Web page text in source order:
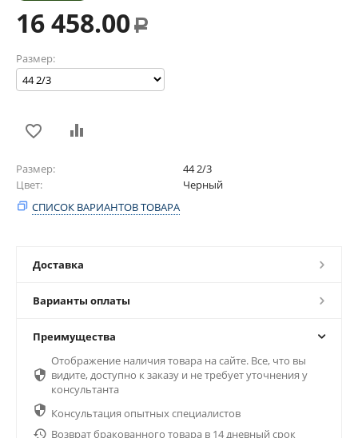
16 458.00 Р
Размер:
Размер
44 2/3
Цвет
Черный
СПИСОК ВАРИАНТОВ ТОВАРА
Доставка
Варианты оплаты
Преимущества

Отображение наличия товара на сайте. Все, что вы
видите, доступно к заказу и не требует уточнения у
консультанта
 Консультация опытных специалистов
 Возврат бракованного товара в 14 дневный срок